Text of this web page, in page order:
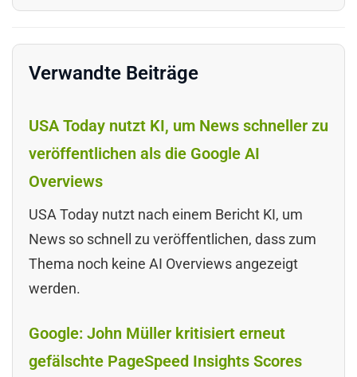
Verwandte Beiträge
USA Today nutzt KI, um News schneller zu
veröffentlichen als die Google AI
Overviews
USA Today nutzt nach einem Bericht KI, um
News so schnell zu veröffentlichen, dass zum
Thema noch keine AI Overviews angezeigt
werden.
Google: John Müller kritisiert erneut
gefälschte PageSpeed Insights Scores